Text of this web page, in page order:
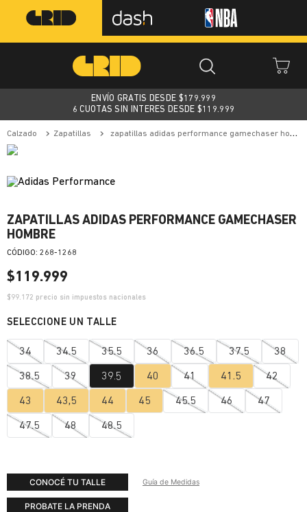
ENVÍO GRATIS DESDE $179.999
6 CUOTAS SIN INTERES DESDE $119.999
calzado zapatillas zapatillas adidas performance gamechaser hombre
ZAPATILLAS ADIDAS PERFORMANCE GAMECHASER
HOMBRE
: 268-1268
$119.999
$99.172 precio sin impuestos nacionales
34 34.5 35.5 36 36.5 37.5 38
38.5 39 39.5 40 41 41.5 42
43 43,5 44 45 45.5 46 47
47.5 48 48.5
CONOCÉ TU TALLE Guía de Medidas
PROBATE LA PRENDA